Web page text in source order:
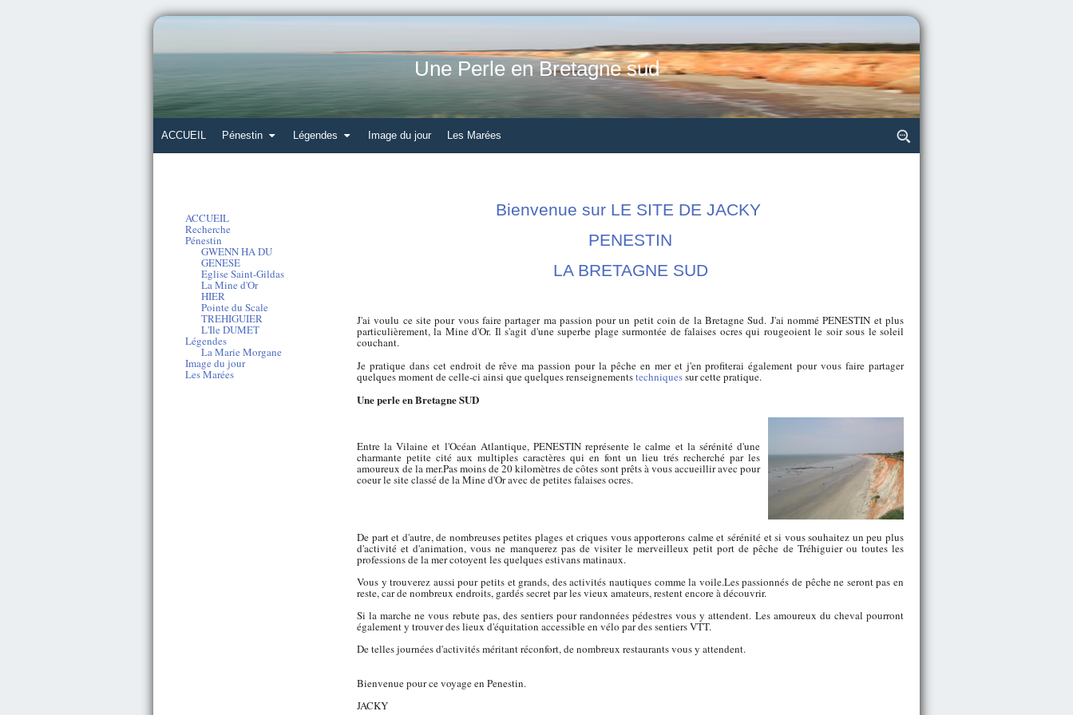
Une Perle en Bretagne sud
ACCUEIL Pénestin Légendes Image du jour Les Marées
ACCUEIL
Recherche
Pénestin
GWENN HA DU
GENESE
Eglise Saint-Gildas
La Mine d'Or
HIER
Pointe du Scale
TREHIGUIER
L'Ile DUMET
Légendes
La Marie Morgane
Image du jour
Les Marées
Bienvenue sur LE SITE DE JACKY
PENESTIN
LA BRETAGNE SUD
J'ai voulu ce site pour vous faire partager ma passion pour un petit coin de la Bretagne Sud. J'ai nommé PENESTIN et plus
particulièrement, la Mine d'Or. Il s'agit d'une superbe plage surmontée de falaises ocres qui rougeoient le soir sous le soleil
couchant.
Je pratique dans cet endroit de rêve ma passion pour la pêche en mer et j'en profiterai également pour vous faire partager
quelques moment de celle-ci ainsi que quelques renseignementstechniquessur cette pratique.
Une perle en Bretagne SUD
Entre la Vilaine et l'Océan Atlantique, PENESTIN représente le calme et la sérénité d'une
charmante petite cité aux multiples caractères qui en font un lieu trés recherché par les
amoureux de la mer.Pas moins de 20 kilomètres de côtes sont prêts à vous accueillir avec pour
coeur le site classé de la Mine d'Or avec de petites falaises ocres.
De part et d'autre, de nombreuses petites plages et criques vous apporterons calme et sérénité et si vous souhaitez un peu plus
d'activité et d'animation, vous ne manquerez pas de visiter le merveilleux petit port de pêche de Tréhiguier ou toutes les
professions de la mer cotoyent les quelques estivans matinaux.
Vous y trouverez aussi pour petits et grands, des activités nautiques comme la voile.Les passionnés de pêche ne seront pas en
reste, car de nombreux endroits, gardés secret par les vieux amateurs, restent encore à découvrir.
Si la marche ne vous rebute pas, des sentiers pour randonnées pédestres vous y attendent. Les amoureux du cheval pourront
également y trouver des lieux d'équitation accessible en vélo par des sentiers VTT.
De telles journées d'activités méritant réconfort, de nombreux restaurants vous y attendent.
Bienvenue pour ce voyage en Penestin.
JACKY